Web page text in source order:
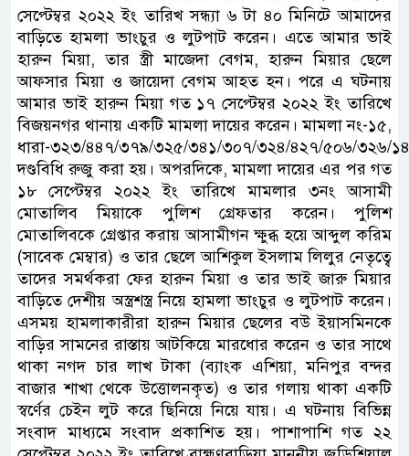
সেপ্টেম্বর ২০২২ ইং তারিখ সন্ধ্যা ৬ টা ৪০ মিনিটে আমাদের
বাড়িতে হামলা ভাংচুর ও লুটপাট করেন। এতে আমার ভাই
হারুন মিয়া, তার স্ত্রী মাজেদা বেগম, হারুন মিয়ার ছেলে
আফসার মিয়া ও জায়েদা বেগম আহত হন। পরে এ ঘটনায়
আমার ভাই হারুন মিয়া গত ১৭ সেপ্টেম্বর ২০২২ ইং তারিখে
বিজয়নগর থানায় একটি মামলা দায়ের করেন। মামলা নং-১৫,
ধারা-৩২৩/৪৪৭/৩৭৯/৩২৫/৩৪১/৩০৭/৩২৪/৪২৭/৫০৬/৩২৬/
দণ্ডবিধি রুজু করা হয়। অপরদিকে, মামলা দায়ের এর পর গত
১৮ সেপ্টেম্বর ২০২২ ইং তারিখে মামলার ৩নং আসামী
মোতালিব মিয়াকে পুলিশ গ্রেফতার করেন। পুলিশ
মোতালিবকে গ্রেপ্তার করায় আসামীগন ক্ষুব্ধ হয়ে আব্দুল করিম
(সাবেক মেম্বার) ও তার ছেলে আশিকুল ইসলাম লিলুর নেতৃত্বে
তাদের সমর্থকরা ফের হারুন মিয়া ও তার ভাই জারু মিয়ার
বাড়িতে দেশীয় অস্ত্রশস্ত্র নিয়ে হামলা ভাংচুর ও লুটপাট করেন।
এসময় হামলাকারীরা হারুন মিয়ার ছেলের বউ ইয়াসমিনকে
বাড়ির সামনের রাস্তায় আটকিয়ে মারধোর করেন ও তার সাথে
থাকা নগদ চার লাখ টাকা (ব্যাংক এশিয়া, মনিপুর বন্দর
বাজার শাখা থেকে উত্তোলনকৃত) ও তার গলায় থাকা একটি
স্বর্ণের চেইন লুট করে ছিনিয়ে নিয়ে যায়। এ ঘটনায় বিভিন্ন
সংবাদ মাধ্যমে সংবাদ প্রকাশিত হয়। পাশাপাশি গত ২২